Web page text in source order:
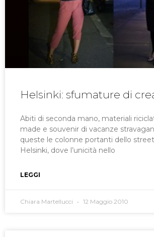
Helsinki: sfumature di
Abiti di seconda mano, materiali
made e souvenir di vacanze
queste le colonne portanti dello
Helsinki, dove l’unicità nello
LEGGI
Chiara Martellucci 12 Maggio 2010